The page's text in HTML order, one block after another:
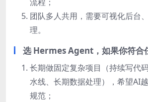
团队多人共用，需要可视化后台
理。
选 Hermes Agent，如果你符合
长期做固定复杂项目（持续写代
水线、长期数据处理），希望AI
规范；